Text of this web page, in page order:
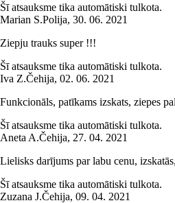
Šī atsauksme tika automātiski tulkota.
Marian S.Polija, 30. 06. 2021
Ziepju trauks super !!!
Šī atsauksme tika automātiski tulkota.
Iva Z.Čehija, 02. 06. 2021
Funkcionāls, patīkams izskats, ziepes
Šī atsauksme tika automātiski tulkota.
Aneta A.Čehija, 27. 04. 2021
Lielisks darījums par labu cenu,
Šī atsauksme tika automātiski tulkota.
Zuzana J.Čehija, 09. 04. 2021